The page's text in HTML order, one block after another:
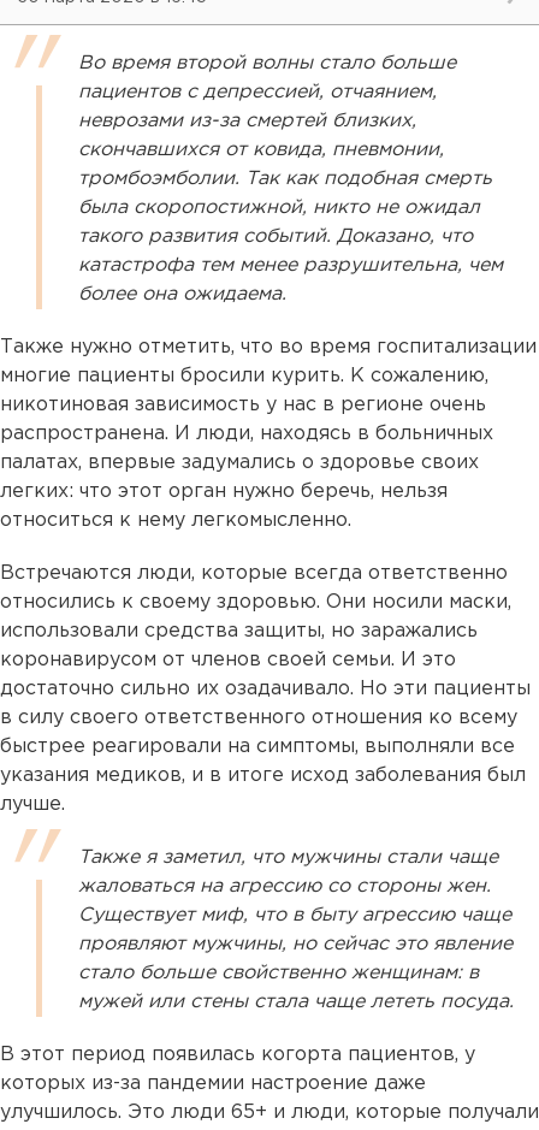
Во время второй волны стало больше
пациентов с депрессией, отчаянием,
неврозами из-за смертей близких,
скончавшихся от ковида, пневмонии,
тромбоэмболии. Так как подобная смерть
была скоропостижной, никто не ожидал
такого развития событий. Доказано, что
катастрофа тем менее разрушительна, чем
более она ожидаема.
Также нужно отметить, что во время госпитализации
многие пациенты бросили курить. К сожалению,
никотиновая зависимость у нас в регионе очень
распространена. И люди, находясь в больничных
палатах, впервые задумались о здоровье своих
легких: что этот орган нужно беречь, нельзя
относиться к нему легкомысленно.
Встречаются люди, которые всегда ответственно
относились к своему здоровью. Они носили маски,
использовали средства защиты, но заражались
коронавирусом от членов своей семьи. И это
достаточно сильно их озадачивало. Но эти пациенты
в силу своего ответственного отношения ко всему
быстрее реагировали на симптомы, выполняли все
указания медиков, и в итоге исход заболевания был
лучше.
Также я заметил, что мужчины стали чаще
жаловаться на агрессию со стороны жен.
Существует миф, что в быту агрессию чаще
проявляют мужчины, но сейчас это явление
стало больше свойственно женщинам: в
мужей или стены стала чаще лететь посуда.
В этот период появилась когорта пациентов, у
которых из-за пандемии настроение даже
улучшилось. Это люди 65+ и люди, которые получали